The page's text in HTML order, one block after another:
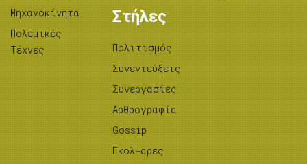
Μηχανοκίνητα
Πολεμικές
Τέχνες
Στήλες
Πολιτισμός
Συνεντεύξεις
Συνεργασίες
Αρθρογραφία
Gossip
Γκολ-αρες